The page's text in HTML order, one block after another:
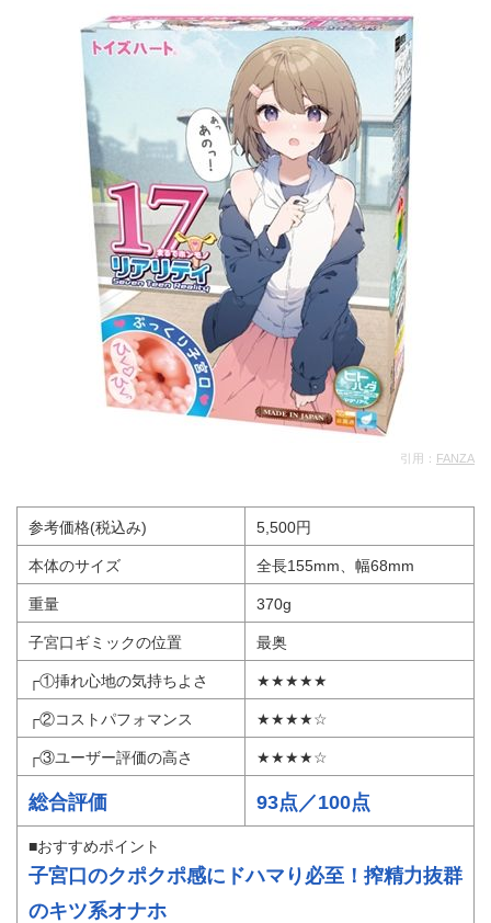
引用： FANZA
参考価格(税込み) 5,500円
本体のサイズ 全長155mm、幅68mm
重量 370g
子宮口ギミックの位置 最奥
┌①挿れ心地の気持ちよさ ★★★★★
┌②コストパフォマンス ★★★★☆
┌③ユーザー評価の高さ ★★★★☆
総合評価 93点／100点
■おすすめポイント
子宮口のクポクポ感にドハマり必至！搾精力抜群
のキツ系オナホ